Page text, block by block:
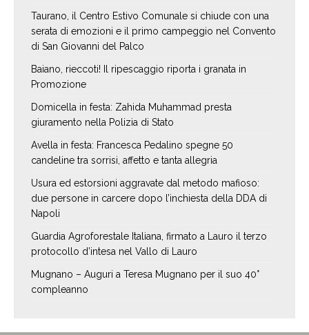
Taurano, il Centro Estivo Comunale si chiude con una
serata di emozioni e il primo campeggio nel Convento
di San Giovanni del Palco
Baiano, rieccoti! Il ripescaggio riporta i granata in
Promozione
Domicella in festa: Zahida Muhammad presta
giuramento nella Polizia di Stato
Avella in festa: Francesca Pedalino spegne 50
candeline tra sorrisi, affetto e tanta allegria
Usura ed estorsioni aggravate dal metodo mafioso:
due persone in carcere dopo l’inchiesta della DDA di
Napoli
Guardia Agroforestale Italiana, firmato a Lauro il terzo
protocollo d’intesa nel Vallo di Lauro
Mugnano – Auguri a Teresa Mugnano per il suo 40°
compleanno